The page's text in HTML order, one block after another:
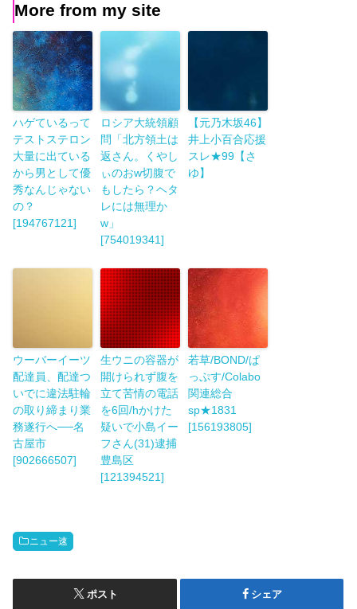
More from my site
ハゲているって
テストステロン
大量に出ている
から男として優
秀なんじゃない
の？
[194767121]
ロシア大統領顧
問「北方領土は
返さん。くやし
ぃのおw切腹で
もしたら？ヘタ
レには無理か
w」
[754019341]
【元乃木坂46】
井上小百合応援
スレ★99【さ
ゆ】
ウーバーイーツ
配達員、配達つ
いでに違法駐輪
の取り締まり業
務遂行へ──名
古屋市
[902666507]
生ウニの容器が
開けられず腹を
立て苦情の電話
を6回/hかけた
疑いで小島イー
フさん(31)逮捕
豊島区
[121394521]
若草/BOND/ぱ
っぷす/Colabo
関連総合
sp★1831
[156193805]
ニュー速
ポスト シェア